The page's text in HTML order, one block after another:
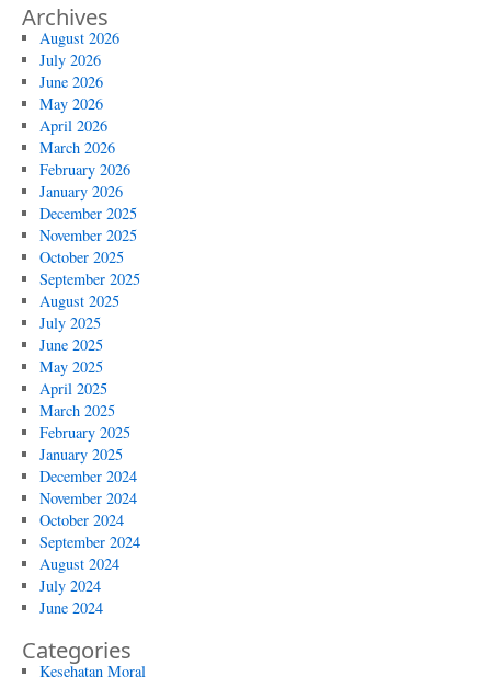
Archives
August 2026
July 2026
June 2026
May 2026
April 2026
March 2026
February 2026
January 2026
December 2025
November 2025
October 2025
September 2025
August 2025
July 2025
June 2025
May 2025
April 2025
March 2025
February 2025
January 2025
December 2024
November 2024
October 2024
September 2024
August 2024
July 2024
June 2024
Categories
Kesehatan Moral